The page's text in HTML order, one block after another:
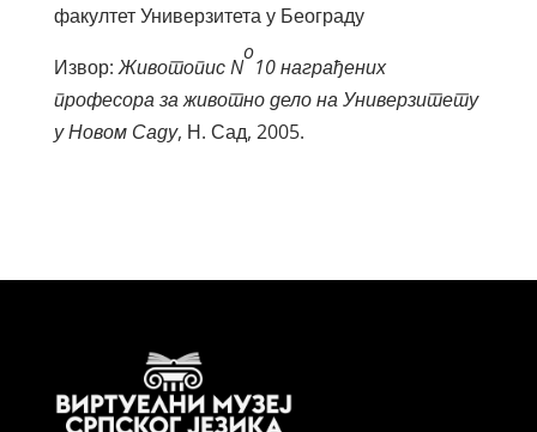
факултет Универзитета у Београду
Извор:ЖивотописN
o
10 награђених
професора за животно дело на Универзитету
у Новом Саду, Н. Сад, 2005.